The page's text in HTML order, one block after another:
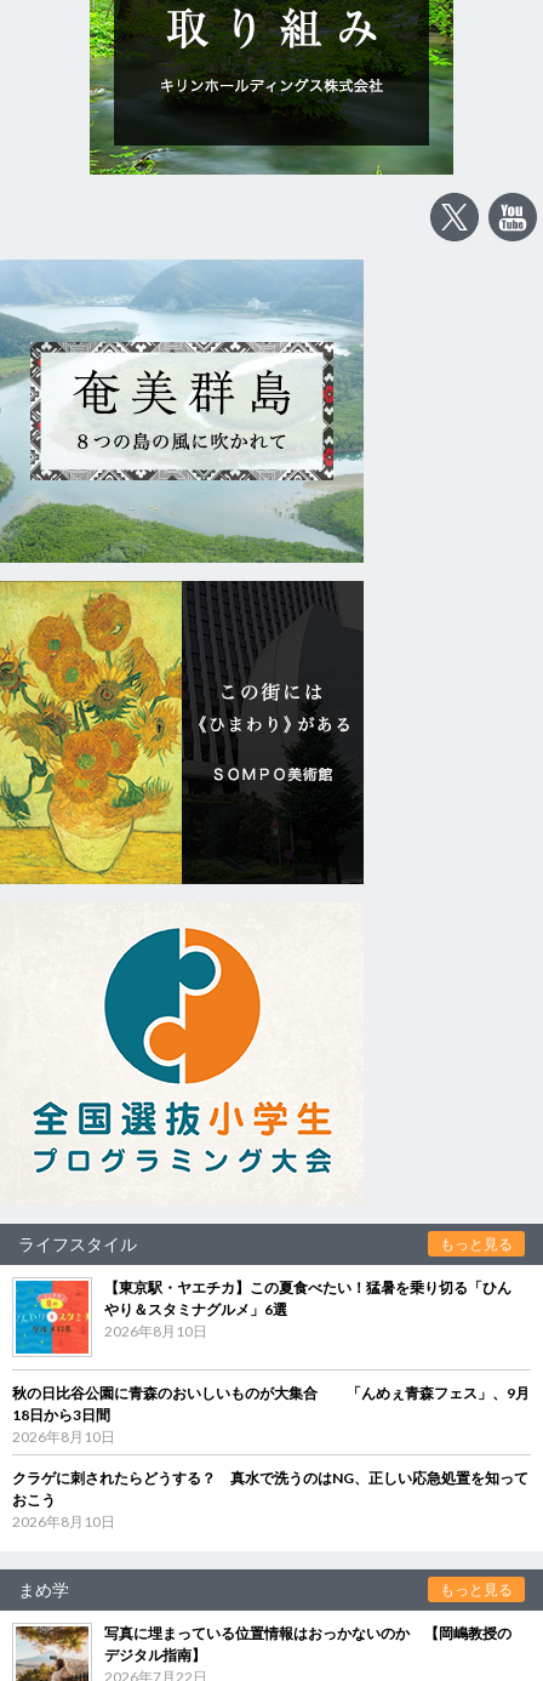
ライフスタイル もっと見る
【東京駅・ヤエチカ】この夏食べたい！猛暑を乗り切る「ひん
やり＆スタミナグルメ」6選
2026年8月10日
秋の日比谷公園に青森のおいしいものが大集合 「んめぇ青森フェス」、9月
18日から3日間
2026年8月10日
クラゲに刺されたらどうする？ 真水で洗うのはNG、正しい応急処置を知って
おこう
2026年8月10日
まめ学 もっと見る
写真に埋まっている位置情報はおっかないのか 【岡嶋教授の
デジタル指南】
2026年7月22日